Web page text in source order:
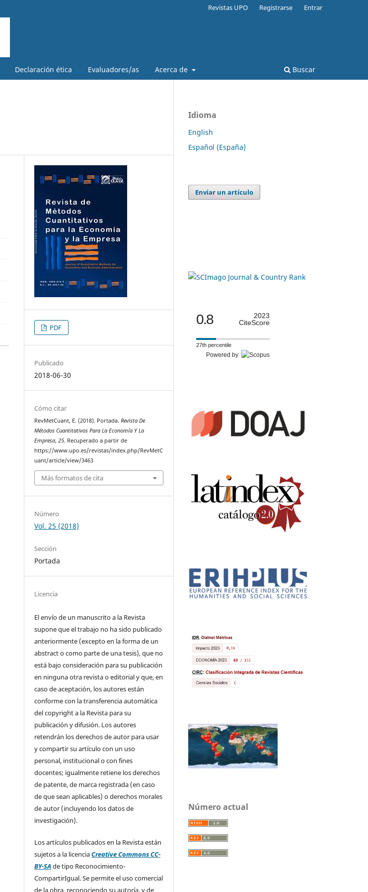
Declaración ética Evaluadores/as Acerca de Buscar
Revistas UPO Registrarse Entrar
PDF
Publicado
2018-06-30
Cómo citar
RevMetCuant, E. (2018). Portada.Revista De
Métodos Cuantitativos Para La Economía Y La
Empresa,25. Recuperado a partir de
https://www.upo.es/revistas/index.php/RevMetC
uant/article/view/3463
Más formatos de cita
Número
Vol. 25 (2018)
Sección
Portada
Licencia
El envío de un manuscrito a la Revista
supone que el trabajo no ha sido publicado
anteriormente (excepto en la forma de un
abstract o como parte de una tesis), que no
está bajo consideración para su publicación
en ninguna otra revista o editorial y que, en
caso de aceptación, los autores están
conforme con la transferencia automática
del copyright a la Revista para su
publicación y difusión. Los autores
retendrán los derechos de autor para usar
y compartir su artículo con un uso
personal, institucional o con fines
docentes; igualmente retiene los derechos
de patente, de marca registrada (en caso
de que sean aplicables) o derechos morales
de autor (incluyendo los datos de
investigación).
Los artículos publicados en la Revista están
sujetos a la licenciaCreative Commons CC-
BY-SAde tipo Reconocimiento-
CompartirIgual. Se permite el uso comercial
de la obra, reconociendo su autoría, y de
Idioma
English
Español (España)
Enviar un artículo
0.8
2023
CiteScore
27th percentile
Powered by
Número actual